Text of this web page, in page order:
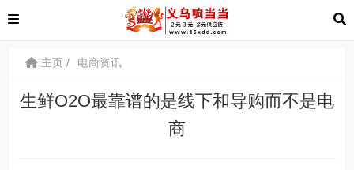
主页 电商资讯
生鲜O2O最靠谱的是线下和导购而不是电
商